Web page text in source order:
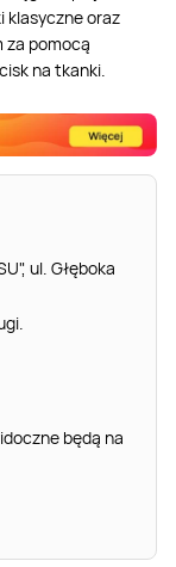
klasyczne oraz
za pomocą
na tkanki.
ul. Głęboka
będą na